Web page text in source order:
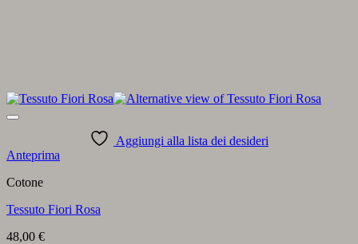
Aggiungi alla lista dei desideri
Anteprima
Cotone
Tessuto Fiori Rosa
48,00 €